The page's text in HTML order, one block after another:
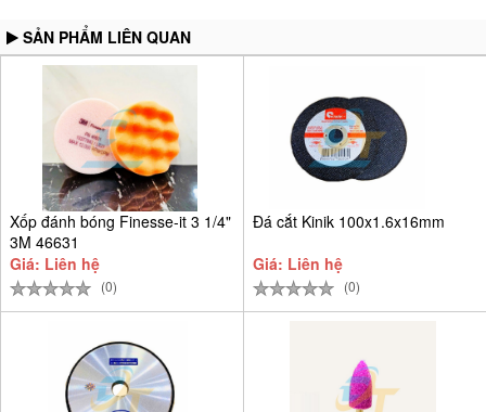
SẢN PHẨM LIÊN QUAN
Xốp đánh bóng Finesse-it 3 1/4"
3M 46631
Giá: Liên hệ
(0)
Đá cắt Kinik 100x1.6x16mm
Giá: Liên hệ
(0)